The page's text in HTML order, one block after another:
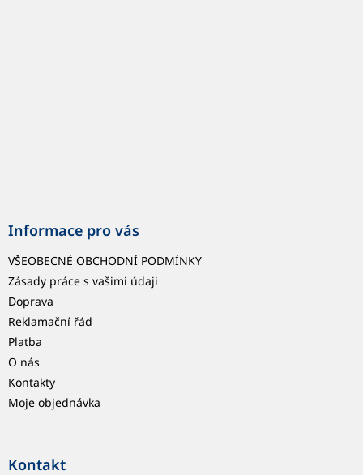
Informace pro vás
VŠEOBECNÉ OBCHODNÍ PODMÍNKY
Zásady práce s vašimi údaji
Doprava
Reklamační řád
Platba
O nás
Kontakty
Moje objednávka
Kontakt